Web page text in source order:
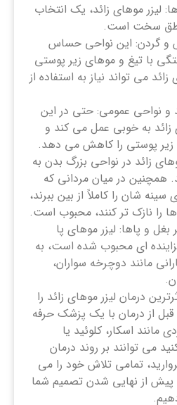
لیزر موهای زائد، یک انتخاب
سخت است.
گردن: این نواحی حساس
با تیغ و موهای زیر پوستی
می تواند نیاز به استفاده از
و نواحی عمومی: حتی در این
زائد به خوبی عمل می کند و
زیر پوستی را کاهش می دهد.
زائد در نواحی بزرگ بدن به
در میان مردانی که
‌شان را کاملاً از بین ببرند،
را نازک‌ تر کنند، محبوب است.
بغل و پاها: لیزر موهای پا
ای محبوب شده است، به
مانند دوچرخه سواران،
درمان لیزر موهای زائد را
از درمان با یک پزشک حرفه
مانند اسکار، کلوئید یا
می ‌توانند بر روند درمان
تمامی تلاش خود را می
پیش از نهایی شدن تصمیم شما